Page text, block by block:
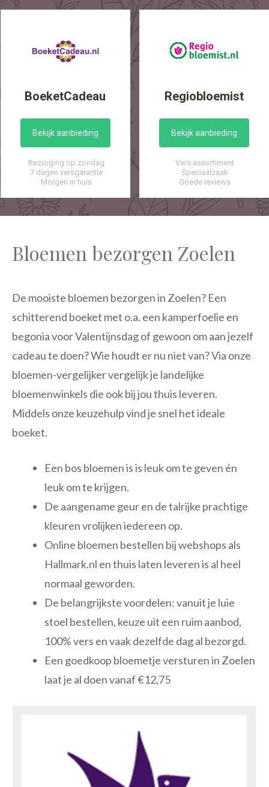
BoeketCadeau
Bekijk aanbieding
Bezorging op zondag
7 dagen versgarantie
Morgen in huis
Regiobloemist
Bekijk aanbieding
Vers assortiment
Speciaalzaak
Goede reviews
Bloemen bezorgen Zoelen
De mooiste bloemen bezorgen in Zoelen? Een
schitterend boeket met o.a. een kamperfoelie en
begonia voor Valentijnsdag of gewoon om aan jezelf
cadeau te doen? Wie houdt er nu niet van? Via onze
bloemen-vergelijker vergelijk je landelijke
bloemenwinkels die ook bij jou thuis leveren.
Middels onze keuzehulp vind je snel het ideale
boeket.
Een bos bloemen is is leuk om te geven én
leuk om te krijgen.
De aangename geur en de talrijke prachtige
kleuren vrolijken iedereen op.
Online bloemen bestellen bij webshops als
Hallmark.nl en thuis laten leveren is al heel
normaal geworden.
De belangrijkste voordelen: vanuit je luie
stoel bestellen, keuze uit een ruim aanbod,
100% vers en vaak dezelfde dag al bezorgd.
Een goedkoop bloemetje versturen in Zoelen
laat je al doen vanaf €12,75